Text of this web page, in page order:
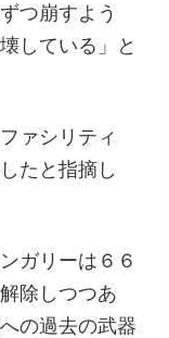
つ崩すよう
している」と
ァシリティ
たと指摘し
ガリーは６６
除しつつあ
の過去の武器